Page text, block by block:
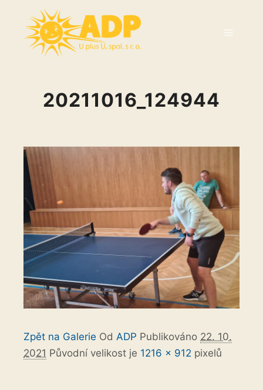
20211016_124944
Zpět na Galerie Od ADP Publikováno 22. 10.
2021 Původní velikost je 1216 × 912 pixelů